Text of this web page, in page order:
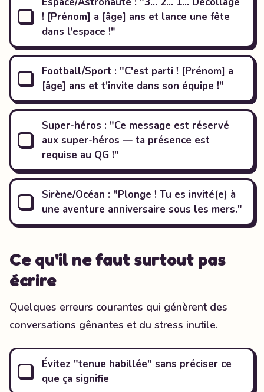
! [Prénom] a [âge] ans et lance une fête
dans l'espace !"
Football/Sport : "C'est parti ! [Prénom] a
[âge] ans et t'invite dans son équipe !"
Super-héros : "Ce message est réservé
aux super-héros — ta présence est
requise au QG !"
Sirène/Océan : "Plonge ! Tu es invité(e) à
une aventure anniversaire sous les mers."
Ce qu'il ne faut surtout pas
écrire
Quelques erreurs courantes qui génèrent des
conversations gênantes et du stress inutile.
Évitez "tenue habillée" sans préciser ce
que ça signifie